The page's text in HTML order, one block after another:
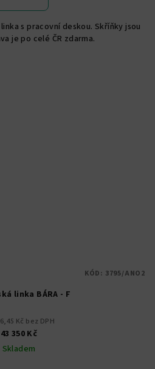
z
5
s pracovní deskou. Skříňky jsou
je po celé ČR zdarma.
linka BÁRA - F
Kč bez DPH
43 350 Kč
Skladem
KÓD: 3795/ANO2